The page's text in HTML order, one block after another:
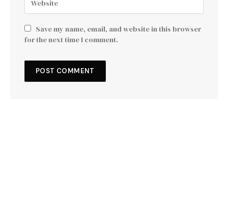
Save my name, email, and website in this browser
for the next time I comment.